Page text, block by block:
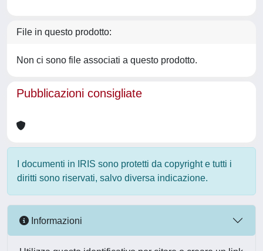
File in questo prodotto:
Non ci sono file associati a questo prodotto.
Pubblicazioni consigliate
I documenti in IRIS sono protetti da copyright e tutti i
diritti sono riservati, salvo diversa indicazione.
Informazioni